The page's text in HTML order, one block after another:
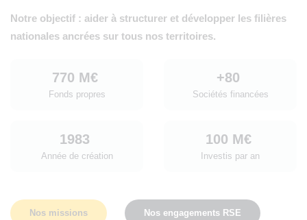
Notre objectif : aider à structurer et développer les filières
nationales ancrées sur tous nos territoires.
770 M€
Fonds propres
+80
Sociétés financées
1983
Année de création
100 M€
Investis par an
Nos missions Nos engagements RSE